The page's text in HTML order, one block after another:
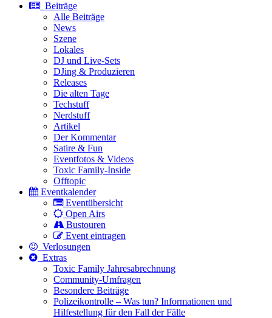
Beiträge
Alle Beiträge
News
Szene
Lokales
DJ und Live-Sets
DJing & Produzieren
Releases
Die alten Tage
Techstuff
Nerdstuff
Artikel
Der Kommentar
Satire & Fun
Eventfotos & Videos
Toxic Family-Inside
Offtopic
Eventkalender
Eventübersicht
Open Airs
Bustouren
Event eintragen
Verlosungen
Extras
Toxic Family Jahresabrechnung
Community-Umfragen
Besondere Beiträge
Polizeikontrolle – Was tun? Informationen und
Hilfestellung für den Fall der Fälle